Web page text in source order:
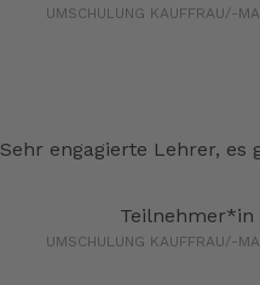
UMSCHULUNG KAUFFRAU/-
Sehr engagierte Lehrer,
UMSCHULUNG KAUFFRAU/-